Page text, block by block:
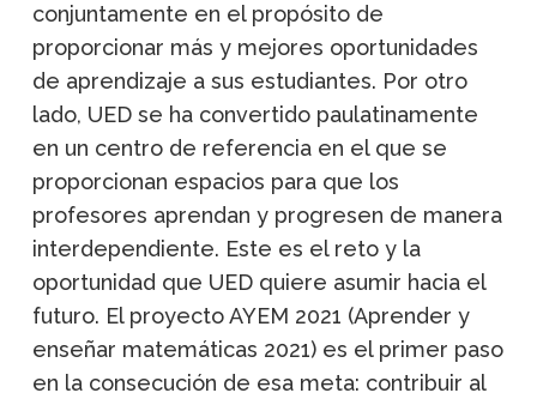
conjuntamente en el propósito de
proporcionar más y mejores oportunidades
de aprendizaje a sus estudiantes. Por otro
lado, UED se ha convertido paulatinamente
en un centro de referencia en el que se
proporcionan espacios para que los
profesores aprendan y progresen de manera
interdependiente. Este es el reto y la
oportunidad que UED quiere asumir hacia el
futuro. El proyecto AYEM 2021 (Aprender y
enseñar matemáticas 2021) es el primer paso
en la consecución de esa meta: contribuir al